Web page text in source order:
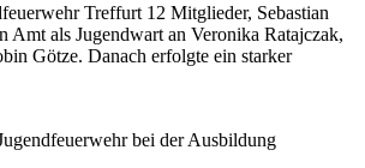
Treffurt 12 Mitglieder, Sebastian
Amt als Jugendwart an Veronika Ratajczak,
Götze. Danach erfolgte ein starker
bei der Ausbildung